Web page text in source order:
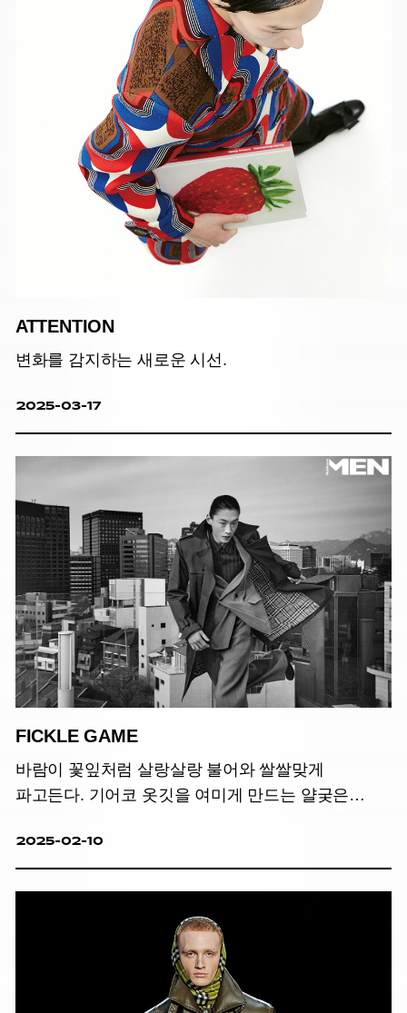
ATTENTION
변화를 감지하는 새로운 시선.
2025-03-17
FICKLE GAME
바람이 꽃잎처럼 살랑살랑 불어와 쌀쌀맞게
파고든다. 기어코 옷깃을 여미게 만드는 얄궂은
2025-02-10